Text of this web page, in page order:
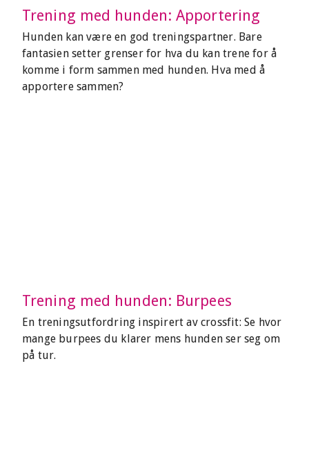
Trening med hunden: Apportering
Hunden kan være en god treningspartner. Bare
fantasien setter grenser for hva du kan trene for å
komme i form sammen med hunden. Hva med å
apportere sammen?
Trening med hunden: Burpees
En treningsutfordring inspirert av crossfit: Se hvor
mange burpees du klarer mens hunden ser seg om
på tur.